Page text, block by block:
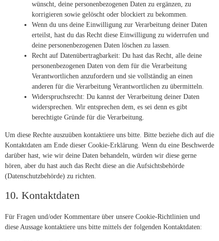
wünscht, deine personenbezogenen Daten zu ergänzen, zu
korrigieren sowie gelöscht oder blockiert zu bekommen.
Wenn du uns deine Einwilligung zur Verarbeitung deiner Daten
erteilst, hast du das Recht diese Einwilligung zu widerrufen und
deine personenbezogenen Daten löschen zu lassen.
Recht auf Datenübertragbarkeit: Du hast das Recht, alle deine
personenbezogenen Daten von dem für die Verarbeitung
Verantwortlichen anzufordern und sie vollständig an einen
anderen für die Verarbeitung Verantwortlichen zu übermitteln.
Widerspruchsrecht: Du kannst der Verarbeitung deiner Daten
widersprechen. Wir entsprechen dem, es sei denn es gibt
berechtigte Gründe für die Verarbeitung.
Um diese Rechte auszuüben kontaktiere uns bitte. Bitte beziehe dich auf die
Kontaktdaten am Ende dieser Cookie-Erklärung. Wenn du eine Beschwerde
darüber hast, wie wir deine Daten behandeln, würden wir diese gerne
hören, aber du hast auch das Recht diese an die Aufsichtsbehörde
(Datenschutzbehörde) zu richten.
10. Kontaktdaten
Für Fragen und/oder Kommentare über unsere Cookie-Richtlinien und
diese Aussage kontaktiere uns bitte mittels der folgenden Kontaktdaten: